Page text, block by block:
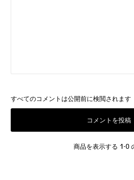
すべてのコメントは公開前に検閲されます
商品を表示する 1-0